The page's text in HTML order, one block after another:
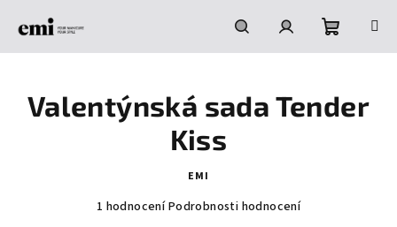
HledatPřihlášeníNákupní
košík
Valentýnská sada Tender
Kiss
EMI
Průměrné
1 hodnoceníPodrobnosti hodnocení